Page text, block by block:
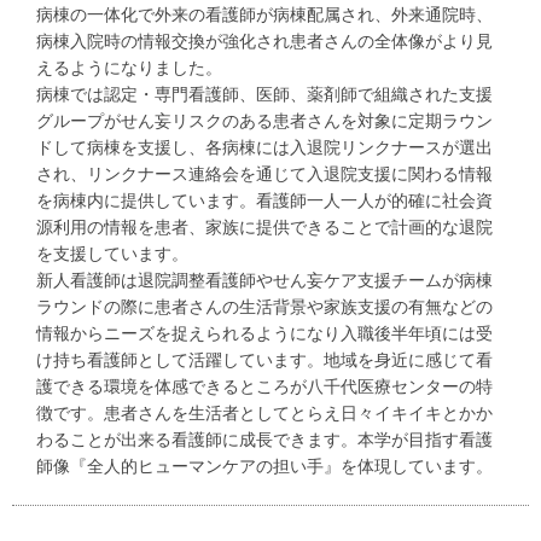
病棟の一体化で外来の看護師が病棟配属され、外来通院時、
病棟入院時の情報交換が強化され患者さんの全体像がより見
えるようになりました。
病棟では認定・専門看護師、医師、薬剤師で組織された支援
グループがせん妄リスクのある患者さんを対象に定期ラウン
ドして病棟を支援し、各病棟には入退院リンクナースが選出
され、リンクナース連絡会を通じて入退院支援に関わる情報
を病棟内に提供しています。看護師一人一人が的確に社会資
源利用の情報を患者、家族に提供できることで計画的な退院
を支援しています。
新人看護師は退院調整看護師やせん妄ケア支援チームが病棟
ラウンドの際に患者さんの生活背景や家族支援の有無などの
情報からニーズを捉えられるようになり入職後半年頃には受
け持ち看護師として活躍しています。地域を身近に感じて看
護できる環境を体感できるところが八千代医療センターの特
徴です。患者さんを生活者としてとらえ日々イキイキとかか
わることが出来る看護師に成長できます。本学が目指す看護
師像『全人的ヒューマンケアの担い手』を体現しています。